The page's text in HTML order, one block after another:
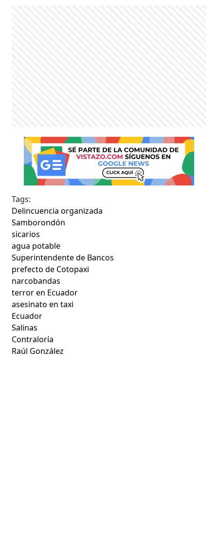
Tags:
Delincuencia organizada
Samborondón
sicarios
agua potable
Superintendente de Bancos
prefecto de Cotopaxi
narcobandas
terror en Ecuador
asesinato en taxi
Ecuador
Salinas
Contraloría
Raúl González